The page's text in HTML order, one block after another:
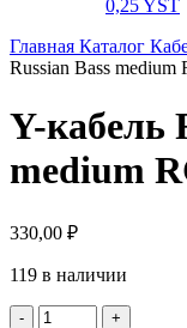
Главная Каталог
Russian Bass medium
Y-кабель
medium
330,00 ₽
119 в наличии